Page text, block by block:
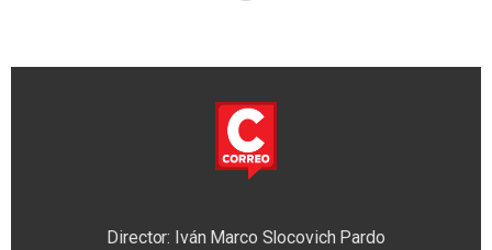
Director: Iván Marco Slocovich Pardo